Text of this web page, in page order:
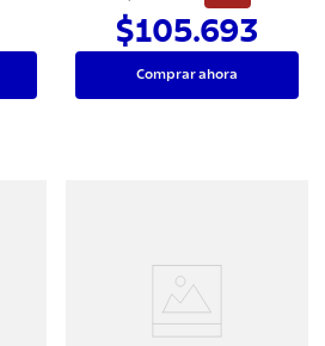
$105.693
Comprar ahora